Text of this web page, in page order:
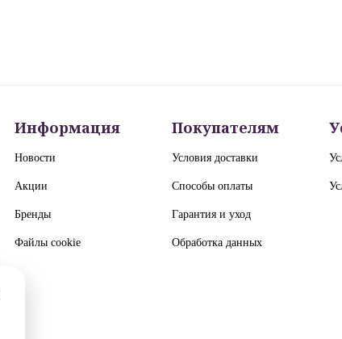
Информация
Новости
Акции
Бренды
Файлы cookie
Покупателям
Условия доставки
Способы оплаты
Гарантия и уход
Обработка данных